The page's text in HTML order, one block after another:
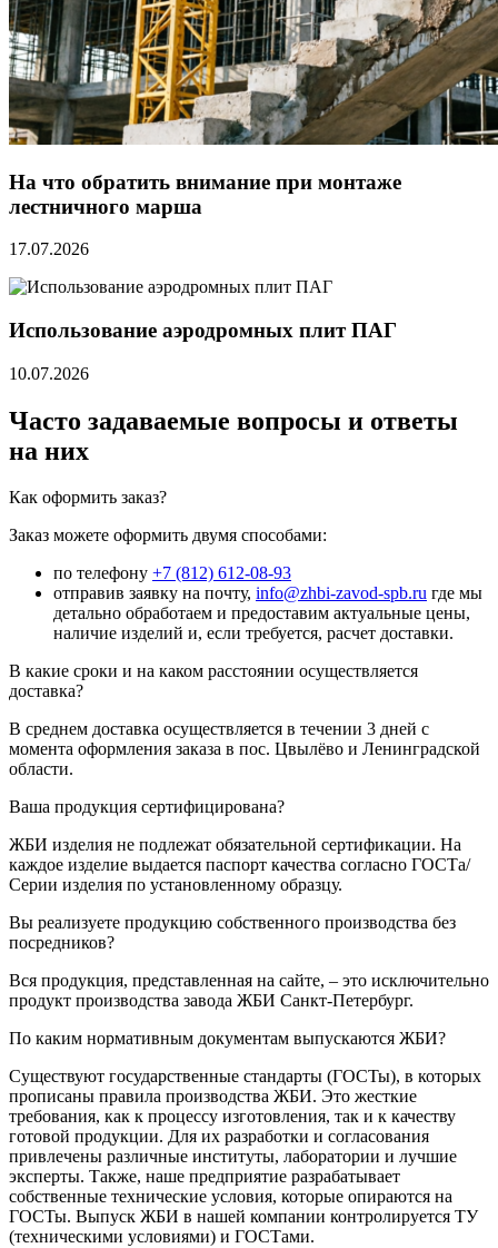
На что обратить внимание при монтаже
лестничного марша
17.07.2026
Использование аэродромных плит ПАГ
10.07.2026
Часто задаваемые вопросы и ответы
на них
Как оформить заказ?
Заказ можете оформить двумя способами:
по телефону +7 (812) 612-08-93
отправив заявку на почту, info@zhbi-zavod-spb.ru где мы
детально обработаем и предоставим актуальные цены,
наличие изделий и, если требуется, расчет доставки.
В какие сроки и на каком расстоянии осуществляется
доставка?
В среднем доставка осуществляется в течении 3 дней с
момента оформления заказа в пос. Цвылёво и Ленинградской
области.
Ваша продукция сертифицирована?
ЖБИ изделия не подлежат обязательной сертификации. На
каждое изделие выдается паспорт качества согласно ГОСТа/
Серии изделия по установленному образцу.
Вы реализуете продукцию собственного производства без
посредников?
Вся продукция, представленная на сайте, – это исключительно
продукт производства завода ЖБИ Санкт-Петербург.
По каким нормативным документам выпускаются ЖБИ?
Существуют государственные стандарты (ГОСТы), в которых
прописаны правила производства ЖБИ. Это жесткие
требования, как к процессу изготовления, так и к качеству
готовой продукции. Для их разработки и согласования
привлечены различные институты, лаборатории и лучшие
эксперты. Также, наше предприятие разрабатывает
собственные технические условия, которые опираются на
ГОСТы. Выпуск ЖБИ в нашей компании контролируется ТУ
(техническими условиями) и ГОСТами.